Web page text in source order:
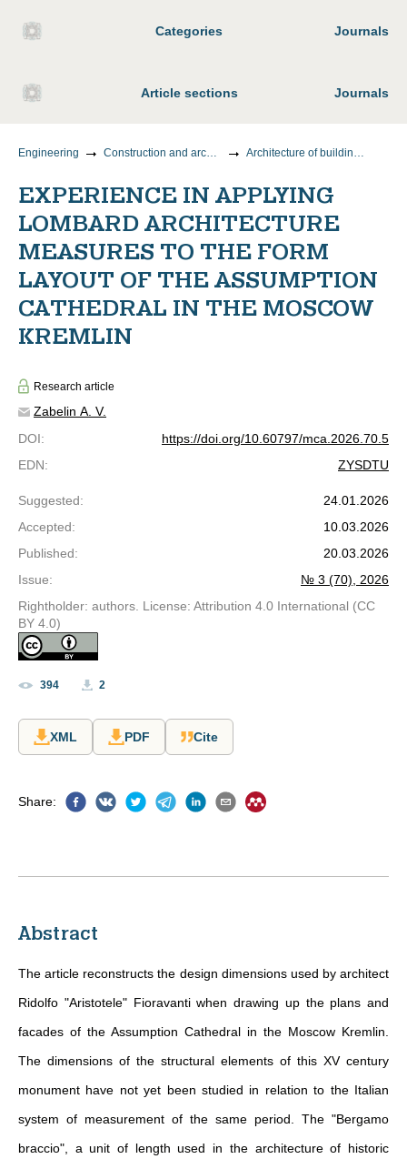
Categories Journals
Article sections Journals
Engineering Construction and architecture Architecture of buildings and structures. Creative concepts of architectural activity
EXPERIENCE IN APPLYING
LOMBARD ARCHITECTURE
MEASURES TO THE FORM
LAYOUT OF THE ASSUMPTION
CATHEDRAL IN THE MOSCOW
KREMLIN
Research article
Zabelin A. V.
DOI:
https://doi.org/10.60797/mca.2026.70.5
EDN: ZYSDTU
Suggested:
24.01.2026
Accepted:
10.03.2026
Published:
20.03.2026
Issue:
№ 3 (70), 2026
Rightholder: authors. License: Attribution 4.0 International (CC
BY 4.0)
394 2
XML PDF Cite
Share:
Abstract
The article reconstructs the design dimensions used by architect
Ridolfo "Aristotele" Fioravanti when drawing up the plans and
facades of the Assumption Cathedral in the Moscow Kremlin.
The dimensions of the structural elements of this XV century
monument have not yet been studied in relation to the Italian
system of measurement of the same period. The "Bergamo
braccio", a unit of length used in the architecture of historic